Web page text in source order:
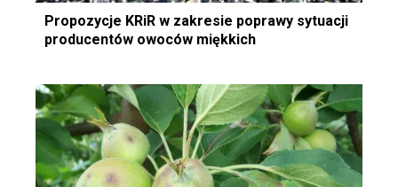
Propozycje KRiR w zakresie poprawy sytuacji
producentów owoców miękkich